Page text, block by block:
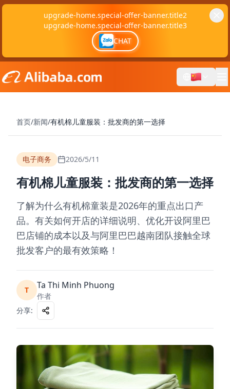
upgrade-home.special-offer-banner.title2
upgrade-home.special-offer-banner.title3
CHAT
首页/新闻/有机棉儿童服装：批发商的第一选择
电子商务 2026/5/11
有机棉儿童服装：批发商的第一选择
了解为什么有机棉童装是2026年的重点出口产
品。有关如何开店的详细说明、优化开设阿里巴
巴店铺的成本以及与阿里巴巴越南团队接触全球
批发客户的最有效策略！
T Ta Thi Minh Phuong
作者
分享: